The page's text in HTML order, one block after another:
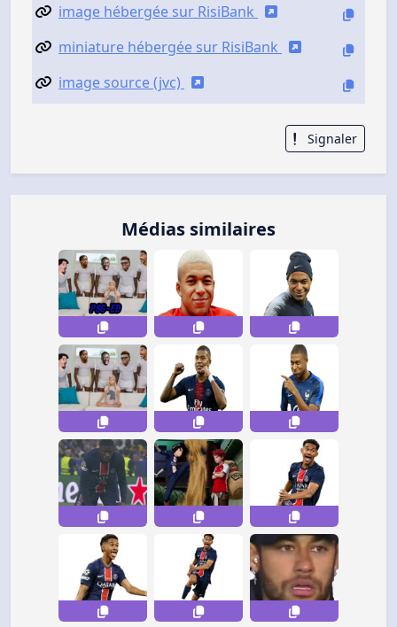
image hébergée sur RisiBank
miniature hébergée sur RisiBank
image source (jvc)
Signaler
Médias similaires